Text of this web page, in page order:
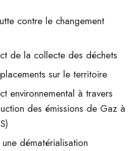
contre le changement
de la collecte des déchets
sur le territoire
environnemental à travers
des émissions de Gaz à
dématérialisation